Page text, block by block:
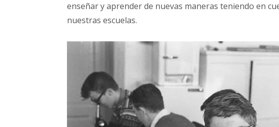
enseñar y aprender de nuevas maneras teniendo en
nuestras escuelas.